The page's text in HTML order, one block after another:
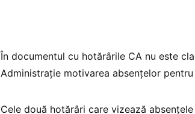
În documentul cu hotărârile CA nu este
Administrație motivarea absențelor pentru
Cele două hotărâri care vizează